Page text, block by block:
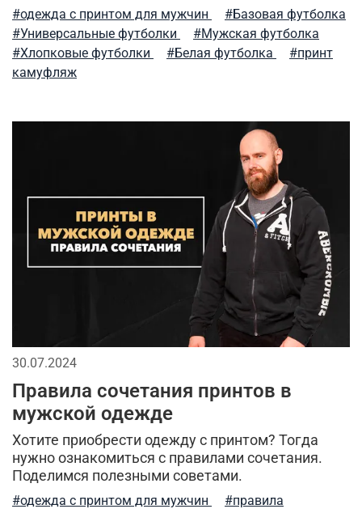
аляска рубашка универсальные футболки
мужские жилеты модные тренды
как носить милитари в зрелом возрасте
премиальное термобелье
активная одежда милитари фирменные бренды
городская мода парка футболка
спортивный милитари
тактический рюкзак
мужская ветровка рубашки милитари
брюки-карго спортивные брюки
туристический рюкзак камуфляж
легкость ухода мужские шорты балаклава
#одежда с принтом для мужчин
#Базовая футболка
#Универсальные футболки
#Мужская футболка
#Хлопковые футболки
#Белая футболка
#принт
камуфляж
30.07.2024
Правила сочетания принтов в
мужской одежде
Хотите приобрести одежду с принтом? Тогда
нужно ознакомиться с правилами сочетания.
Поделимся полезными советами.
#одежда с принтом для мужчин
#правила